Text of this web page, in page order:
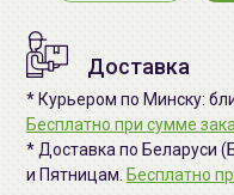
Доставка
* Курьером по Минску:
Бесплатно при сумме
* Доставка по Беларуси
и Пятницам. Бесплатно